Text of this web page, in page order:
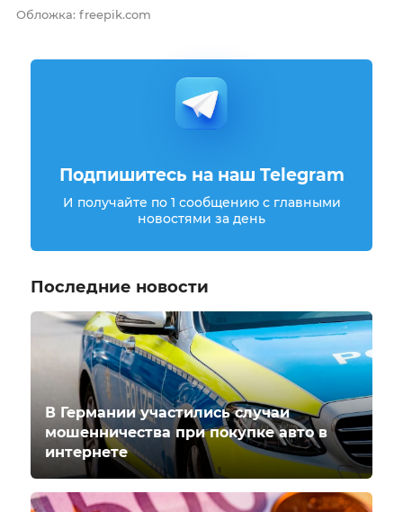
Обложка: freepik.com
Подпишитесь на наш Telegram
И получайте по 1 сообщению с главными
новостями за день
Последние новости
В Германии участились случаи
мошенничества при покупке авто в
интернете